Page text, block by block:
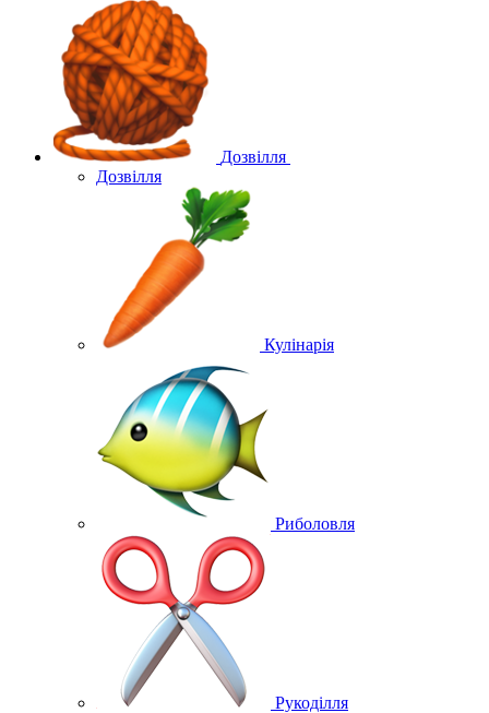
Дозвілля
Дозвілля
Кулінарія
Риболовля
Рукоділля